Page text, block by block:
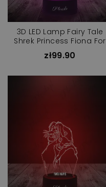
3D LED Lamp Fairy Tale
Shrek Princess Fiona For
Children
zł99.90